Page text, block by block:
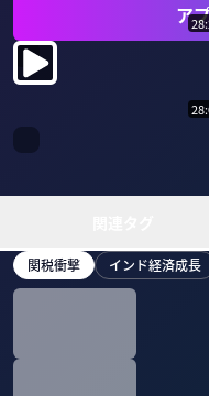
ア
関税衝撃 インド経済成長